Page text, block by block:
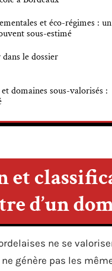
et éco-régimes : un
sous-estimé
le dossier
domaines sous-valorisés :
et
d’un
ne se
génère pas les